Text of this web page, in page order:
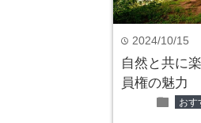
time 2024/10/15
自然と共に
員権の魅力
folder おす